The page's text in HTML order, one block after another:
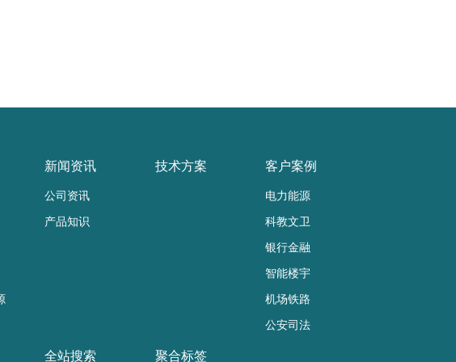
新闻资讯
公司资讯
产品知识
技术方案 客户案例
电力能源
科教文卫
银行金融
智能楼宇
机场铁路
公安司法
全站搜索 聚合标签